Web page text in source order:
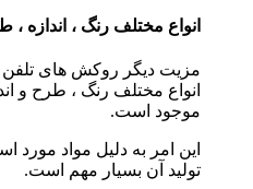
انواع مختلف رنگ ، اندازه ،
مزیت دیگر روکش های تلفن
انواع مختلف رنگ ، طرح و
موجود است.
این امر به دلیل مواد
تولید آن بسیار مهم است.